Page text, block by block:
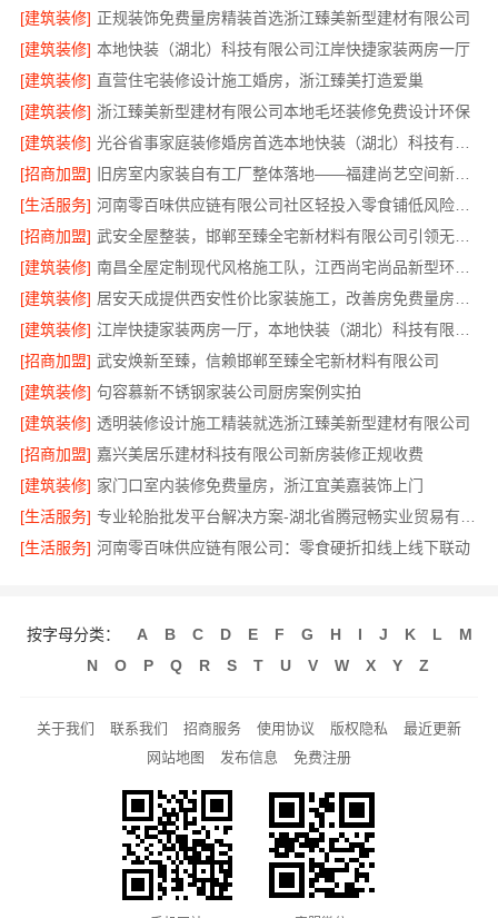
[建筑装修] 正规装饰免费量房精装首选浙江臻美新型建材有限公司
[建筑装修] 本地快装（湖北）科技有限公司江岸快捷家装两房一厅
[建筑装修] 直营住宅装修设计施工婚房，浙江臻美打造爱巢
[建筑装修] 浙江臻美新型建材有限公司本地毛坯装修免费设计环保
[建筑装修]
[招商加盟]
旧房室内家装自有工厂整体落地——福建尚艺空间新材料科技有限公司
[生活服务]
河南零百味供应链有限公司社区轻投入零食铺低风险经营
[招商加盟]
武安全屋整装，邯郸至臻全宅新材料有限公司引领无醛装修新趋势
[建筑装修]
南昌全屋定制现代风格施工队，江西尚宅尚品新型环保材料有限公司专业
[建筑装修]
[建筑装修]
[招商加盟] 武安焕新至臻，信赖邯郸至臻全宅新材料有限公司
[建筑装修] 句容慕新不锈钢家装公司厨房案例实拍
[建筑装修] 透明装修设计施工精装就选浙江臻美新型建材有限公司
[招商加盟] 嘉兴美居乐建材科技有限公司新房装修正规收费
[建筑装修] 家门口室内装修免费量房，浙江宜美嘉装饰上门
[生活服务]
[生活服务] 河南零百味供应链有限公司：零食硬折扣线上线下联动
按字母分类： A B C D E F G H I J K L
M
N
O P Q R S T U V W X Y Z
关于我们 联系我们 招商服务 使用协议 版权隐私
最近更新
网站地图
发布信息 免费注册